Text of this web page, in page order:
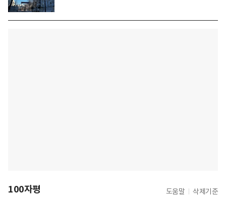
100자평 도움말 삭제기준